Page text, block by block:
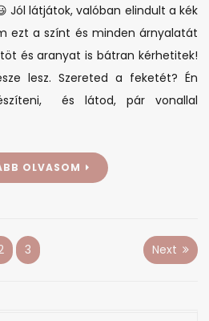
Jól látjátok, valóban elindult a kék
ezt a színt és minden árnyalatát
és aranyat is bátran kérhetitek!
lesz. Szereted a feketét? Én
és látod, pár vonallal
OLVASOM
3 Next